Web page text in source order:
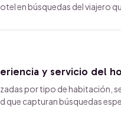
en búsquedas del viajero
y servicio del
por tipo de habitación,
que capturan búsquedas